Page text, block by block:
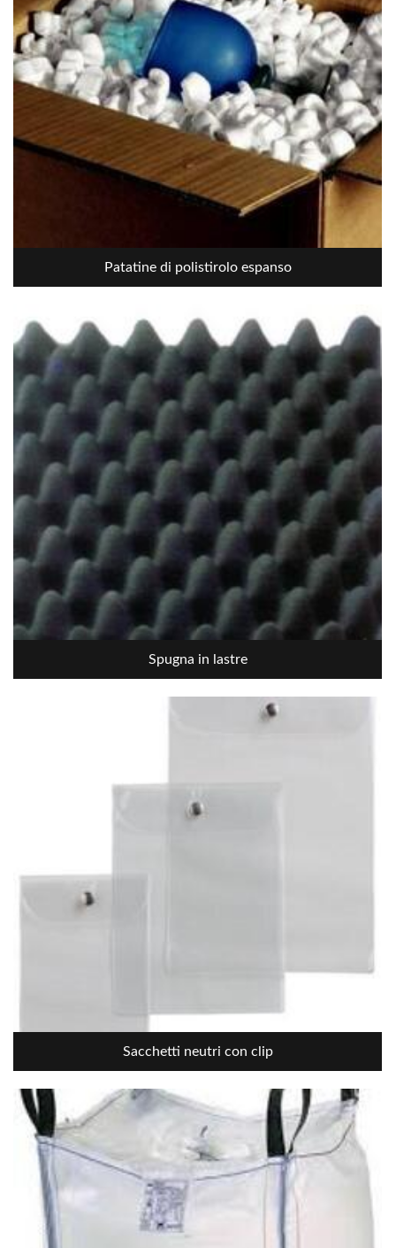
Patatine di polistirolo espanso
Spugna in lastre
Sacchetti neutri con clip